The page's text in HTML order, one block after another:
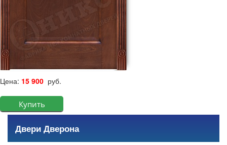
Цена: 15 900 руб.
Двери Дверона